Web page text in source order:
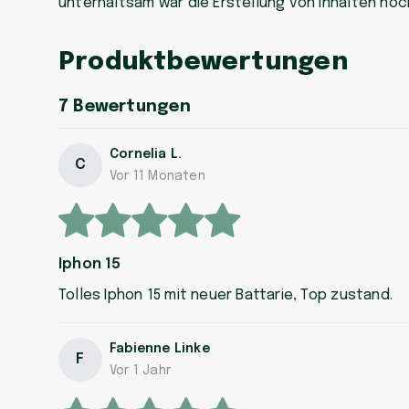
unterhaltsam war die Erstellung von Inhalten
Produktbewertungen
7 Bewertungen
C
Cornelia L.
Vor 11 Monaten
Iphon 15
Tolles Iphon 15 mit neuer Battarie, Top zustand.
F
Fabienne Linke
Vor 1 Jahr